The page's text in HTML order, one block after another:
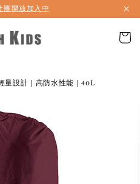
團開放加入中
設計｜高防水性能｜40L